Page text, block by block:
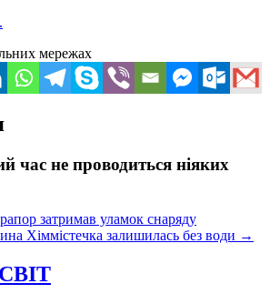
мережах
час не проводиться ніяких
затримав уламок снаряду
Хіммістечка залишилась без води →